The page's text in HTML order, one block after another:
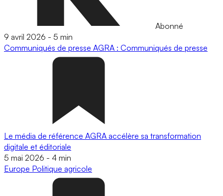
Abonné
9 avril 2026 - 5 min
Communiqués de presse AGRA : Communiqués de presse
Le média de référence AGRA accélère sa transformation
digitale et éditoriale
5 mai 2026 - 4 min
Europe Politique agricole